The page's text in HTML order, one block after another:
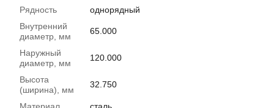
Рядность
однорядный
Внутренний
диаметр, мм
65.000
Наружный
диаметр, мм
120.000
Высота
(ширина), мм
32.750